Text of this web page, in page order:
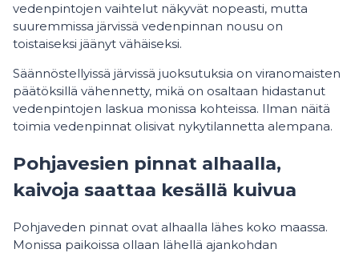
vedenpintojen vaihtelut näkyvät nopeasti, mutta
suuremmissa järvissä vedenpinnan nousu on
toistaiseksi jäänyt vähäiseksi.
Säännöstellyissä järvissä juoksutuksia on viranomaisten
päätöksillä vähennetty, mikä on osaltaan hidastanut
vedenpintojen laskua monissa kohteissa. Ilman näitä
toimia vedenpinnat olisivat nykytilannetta alempana.
Pohjavesien pinnat alhaalla,
kaivoja saattaa kesällä kuivua
Pohjaveden pinnat ovat alhaalla lähes koko maassa.
Monissa paikoissa ollaan lähellä ajankohdan